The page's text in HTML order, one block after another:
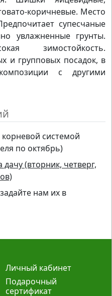
коричневые. Место
супесчаные
увлажненные грунты.
зимостойкость.
и групповых посадок, в
с другими
системой
по октябрь)
(вторник, четверг,
нам их в
Личный кабинет
Подарочный
сертификат